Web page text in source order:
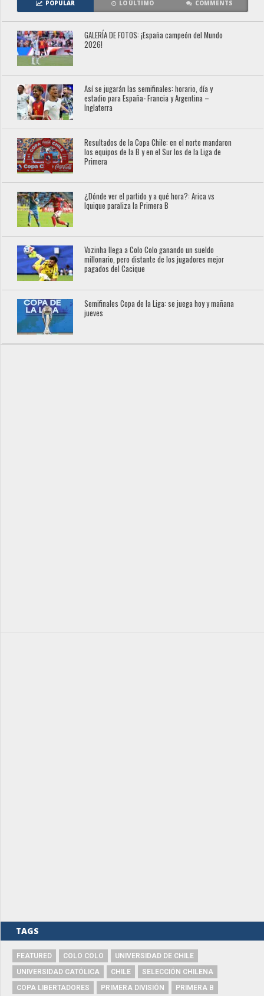
POPULAR LO ÚLTIMO COMMENTS
GALERÍA DE FOTOS: ¡España campeón del Mundo
2026!
Así se jugarán las semifinales: horario, día y
estadio para España- Francia y Argentina –
Inglaterra
Resultados de la Copa Chile: en el norte mandaron
los equipos de la B y en el Sur los de la Liga de
Primera
¿Dónde ver el partido y a qué hora?: Arica vs
Iquique paraliza la Primera B
Vozinha llega a Colo Colo ganando un sueldo
millonario, pero distante de los jugadores mejor
pagados del Cacique
Semifinales Copa de la Liga: se juega hoy y mañana
jueves
TAGS
FEATURED COLO COLO
UNIVERSIDAD DE CHILE
UNIVERSIDAD CATÓLICA
CHILE
SELECCIÓN CHILENA
COPA LIBERTADORES
PRIMERA DIVISIÓN
PRIMERA B